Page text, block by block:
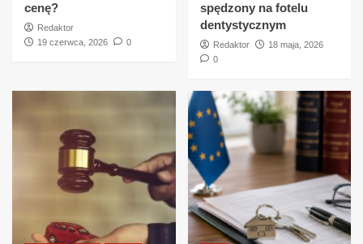
cenę?
Redaktor
19 czerwca, 2026
0
spędzony na fotelu
dentystycznym
Redaktor
18 maja, 2026
0